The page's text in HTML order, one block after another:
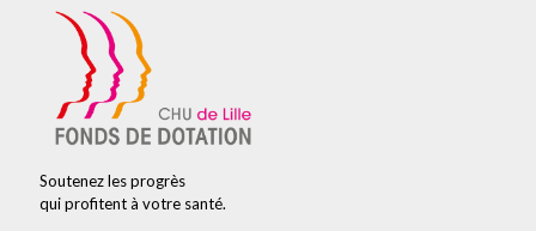
Soutenez les progrès
qui profitent à votre santé.